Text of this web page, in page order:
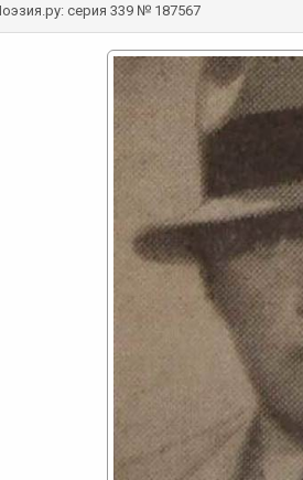
серия 339 № 187567